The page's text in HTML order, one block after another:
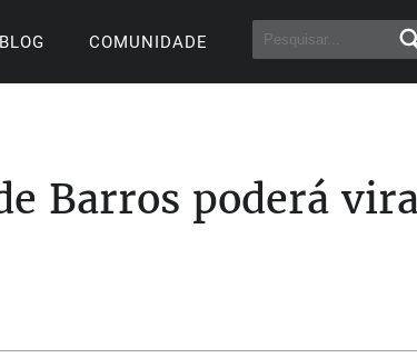
BLOG COMUNIDADE
Barros poderá